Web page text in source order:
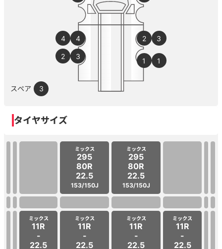
4
4 2 3
3
2
1 1
スペア 3
タイヤサイズ
ミックス
295
80R
22.5
153/150J
ミックス
295
80R
22.5
153/150J
ミックス
11R
-
22.5
ミックス
11R
-
22.5
ミックス
11R
-
22.5
ミックス
11R
-
22.5